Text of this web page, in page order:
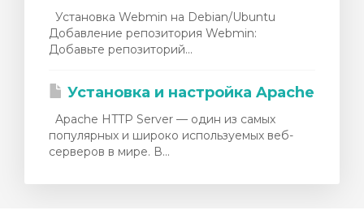
Установка Webmin на Debian/Ubuntu
Добавление репозитория Webmin:
Добавьте репозиторий...
Установка и настройка Apache
Apache HTTP Server — один из самых
популярных и широко используемых веб-
серверов в мире. В...